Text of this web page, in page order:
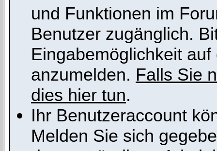
und Funktionen im
Benutzer zugänglich.
Eingabemöglichkeit
anzumelden. Falls Sie
dies hier tun.
Ihr Benutzeraccount
Melden Sie sich